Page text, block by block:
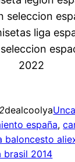
dealcoolya
españa,
baloncesto
brasil 2014